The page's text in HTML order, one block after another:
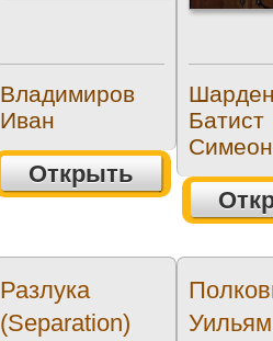
Владимиров
Иван
Открыть
Батист
Симеон
Разлука
(Separation)